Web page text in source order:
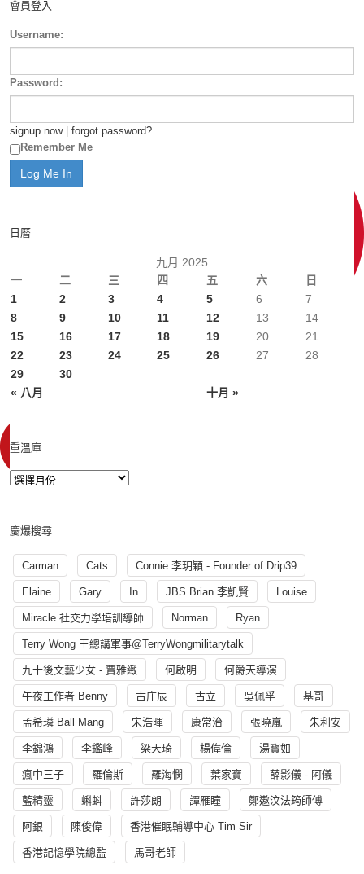
會員登入
Username:
Password:
signup now| forgot password?
Remember Me
日曆
九月 2025
一
二 三 四 五 六 日
« 八月 十月 »
1 2 3 4 5 6
7
8
9 10 11 12 13
14
15
16 17 18 19 20
21
22
23 24 25 26 27
28
29
30
重溫庫
慶爆搜尋
Carman Cats Connie 李玥穎 - Founder of Drip39
Elaine Gary In JBS Brian 李凱賢 Louise
Miracle 社交力學培訓導師 Norman Ryan
Terry Wong 王總講軍事@TerryWongmilitarytalk
九十後文藝少女 - 賈雅緻 何啟明 何爵天導演
午夜工作者 Benny 古庄辰 古立 吳佩孚 基哥
孟希璘 Ball Mang 宋浩暉 康常治 張曉嵐 朱利安
李錦鴻 李鑑峰 梁天琦 楊偉倫 湯寳如
瘋中三子 羅倫斯 羅海憫 葉家寶 薛影儀 - 阿儀
藍精靈 蝌蚪 許莎朗 譚雁瞳 鄭遨汶法筠師傅
阿銀 陳俊偉 香港催眠輔導中心 Tim Sir
香港記憶學院總監 馬哥老師